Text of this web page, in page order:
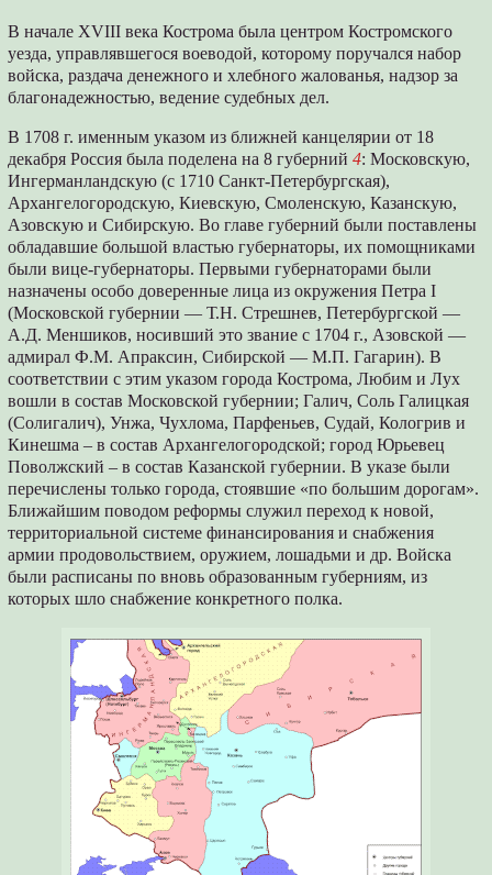
В начале XVIII века Кострома была центром Костромского
уезда, управлявшегося воеводой, которому поручался набор
войска, раздача денежного и хлебного жалованья, надзор за
благонадежностью, ведение судебных дел.
В 1708 г. именным указом из ближней канцелярии от 18
декабря Россия была поделена на 8 губерний4: Московскую,
Ингерманландскую (с 1710 Санкт-Петербургская),
Архангелогородскую, Киевскую, Смоленскую, Казанскую,
Азовскую и Сибирскую. Во главе губерний были поставлены
обладавшие большой властью губернаторы, их помощниками
были вице-губернаторы. Первыми губернаторами были
назначены особо доверенные лица из окружения Петра I
(Московской губернии — Т.Н. Стрешнев, Петербургской —
А.Д. Меншиков, носивший это звание с 1704 г., Азовской —
адмирал Ф.М. Апраксин, Сибирской — М.П. Гагарин). В
соответствии с этим указом города Кострома, Любим и Лух
вошли в состав Московской губернии; Галич, Соль Галицкая
(Солигалич), Унжа, Чухлома, Парфеньев, Судай, Кологрив и
Кинешма – в состав Архангелогородской; город Юрьевец
Поволжский – в состав Казанской губернии. В указе были
перечислены только города, стоявшие «по большим дорогам».
Ближайшим поводом реформы служил переход к новой,
территориальной системе финансирования и снабжения
армии продовольствием, оружием, лошадьми и др. Войска
были расписаны по вновь образованным губерниям, из
которых шло снабжение конкретного полка.